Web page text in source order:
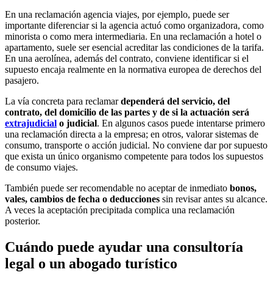
En una reclamación agencia viajes, por ejemplo, puede ser
importante diferenciar si la agencia actuó como organizadora, como
minorista o como mera intermediaria. En una reclamación a hotel o
apartamento, suele ser esencial acreditar las condiciones de la tarifa.
En una aerolínea, además del contrato, conviene identificar si el
supuesto encaja realmente en la normativa europea de derechos del
pasajero.
La vía concreta para reclamardependerá del servicio, del
contrato, del domicilio de las partes y de si la actuación será
extrajudicial o judicial. En algunos casos puede intentarse primero
una reclamación directa a la empresa; en otros, valorar sistemas de
consumo, transporte o acción judicial. No conviene dar por supuesto
que exista un único organismo competente para todos los supuestos
de consumo viajes.
También puede ser recomendable no aceptar de inmediato bonos,
vales, cambios de fecha o deducciones sin revisar antes su alcance.
A veces la aceptación precipitada complica una reclamación
posterior.
Cuándo puede ayudar una consultoría
legal o un abogado turístico